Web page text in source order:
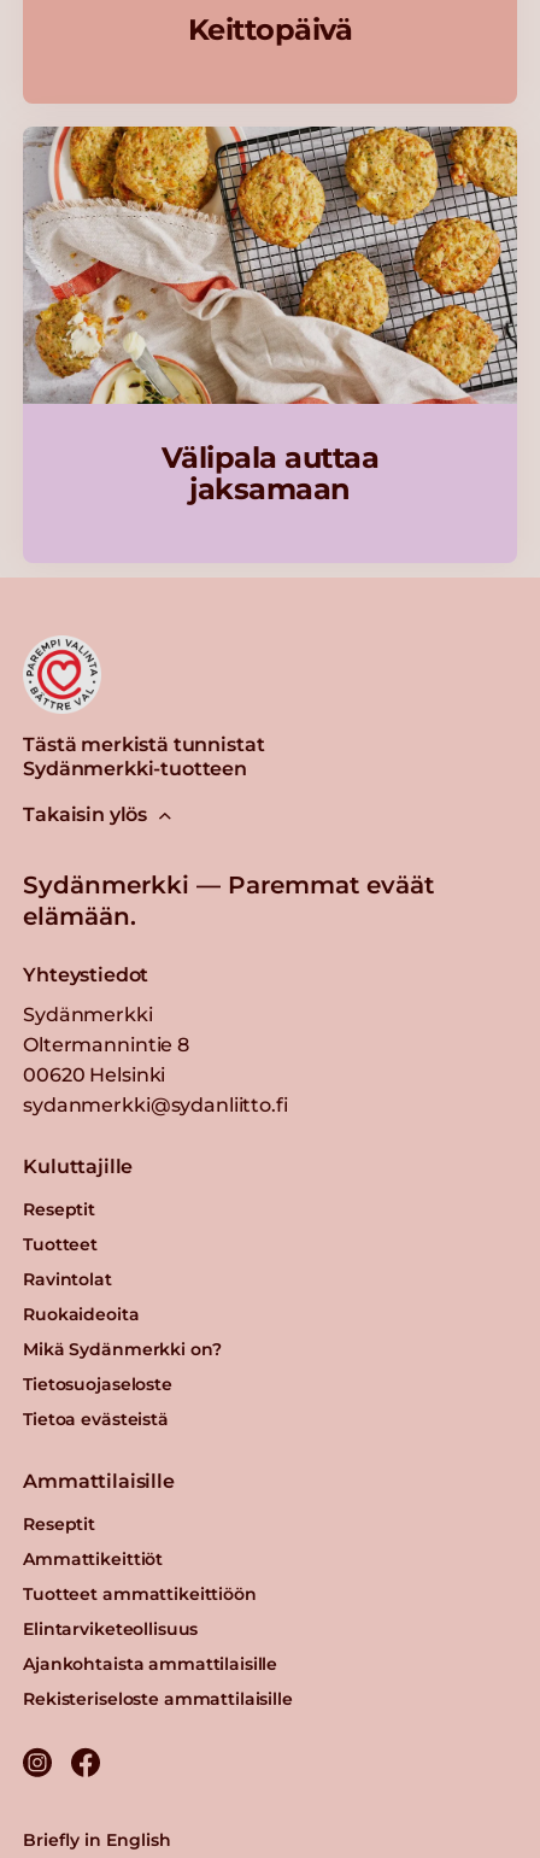
Keittopäivä
Välipala auttaa
jaksamaan
Tästä merkistä tunnistat
Sydänmerkki-tuotteen
Takaisin ylös
Sydänmerkki — Paremmat eväät
elämään.
Yhteystiedot
Sydänmerkki
Oltermannintie 8
00620 Helsinki
sydanmerkki@sydanliitto.fi
Kuluttajille
Reseptit
Tuotteet
Ravintolat
Ruokaideoita
Mikä Sydänmerkki on?
Tietosuojaseloste
Tietoa evästeistä
Ammattilaisille
Reseptit
Ammattikeittiöt
Tuotteet ammattikeittiöön
Elintarviketeollisuus
Ajankohtaista ammattilaisille
Rekisteriseloste ammattilaisille
Briefly in English